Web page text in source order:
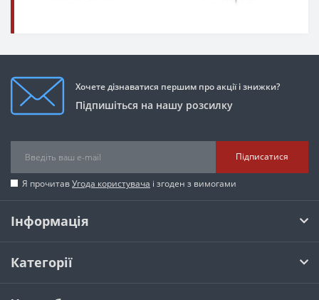
Хочете дізнаватися першим про акції і знижки?
Підпишіться на нашу розсилку
Підписатися
Я прочитавУгода користувача і згоден з вимогами
Інформація
Категорії